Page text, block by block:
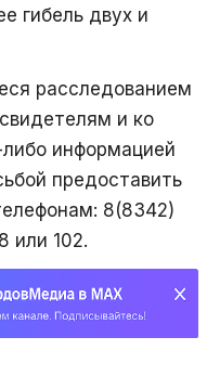
гибель двух и
расследованием
и ко
информацией
предоставить
8(8342)
или 102.